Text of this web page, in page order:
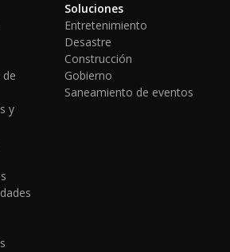
y
Soluciones
Entretenimiento
Desastre
Construcción
Gobierno
Saneamiento de eventos